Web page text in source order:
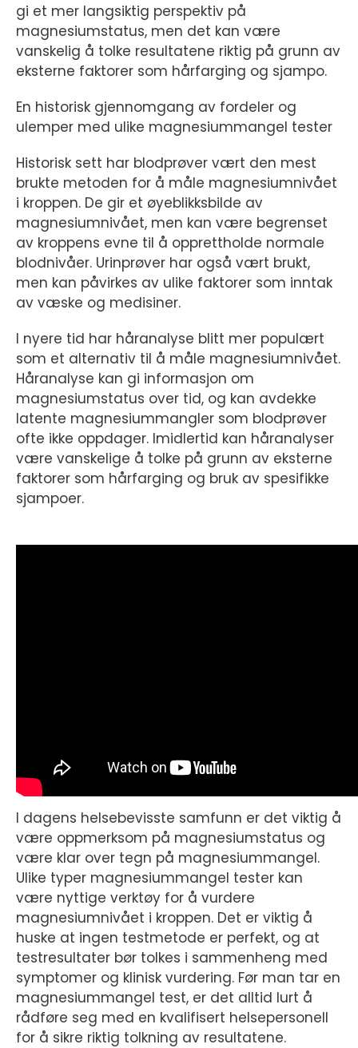
gi et mer langsiktig perspektiv på
magnesiumstatus, men det kan være
vanskelig å tolke resultatene riktig på grunn av
eksterne faktorer som hårfarging og sjampo.
En historisk gjennomgang av fordeler og
ulemper med ulike magnesiummangel tester
Historisk sett har blodprøver vært den mest
brukte metoden for å måle magnesiumnivået
i kroppen. De gir et øyeblikksbilde av
magnesiumnivået, men kan være begrenset
av kroppens evne til å opprettholde normale
blodnivåer. Urinprøver har også vært brukt,
men kan påvirkes av ulike faktorer som inntak
av væske og medisiner.
I nyere tid har håranalyse blitt mer populært
som et alternativ til å måle magnesiumnivået.
Håranalyse kan gi informasjon om
magnesiumstatus over tid, og kan avdekke
latente magnesiummangler som blodprøver
ofte ikke oppdager. Imidlertid kan håranalyser
være vanskelige å tolke på grunn av eksterne
faktorer som hårfarging og bruk av spesifikke
sjampoer.
I dagens helsebevisste samfunn er det viktig å
være oppmerksom på magnesiumstatus og
være klar over tegn på magnesiummangel.
Ulike typer magnesiummangel tester kan
være nyttige verktøy for å vurdere
magnesiumnivået i kroppen. Det er viktig å
huske at ingen testmetode er perfekt, og at
testresultater bør tolkes i sammenheng med
symptomer og klinisk vurdering. Før man tar en
magnesiummangel test, er det alltid lurt å
rådføre seg med en kvalifisert helsepersonell
for å sikre riktig tolkning av resultatene.